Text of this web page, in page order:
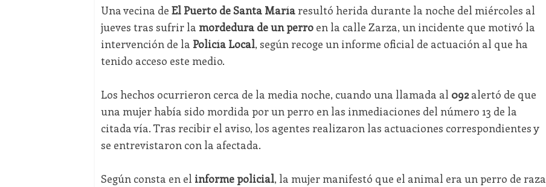
Una vecina de El Puerto de Santa Maríaresultó herida durante la noche del miércoles al
jueves tras sufrir la mordedura de un perroen la calle Zarza, un incidente que motivó la
intervención de la Policía Local, según recoge un informe oficial de actuación al que ha
tenido acceso este medio.
Los hechos ocurrieron cerca de la media noche, cuando una llamada al 092alertó de que
una mujer había sido mordida por un perro en las inmediaciones del número 13 de la
citada vía. Tras recibir el aviso, los agentes realizaron las actuaciones correspondientes y
se entrevistaron con la afectada.
Según consta en el informe policial, la mujer manifestó que el animal era un perro de raza